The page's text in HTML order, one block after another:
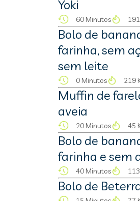
Yoki
60 Minutos
Bolo de
farinha, sem
sem leite
0 Minutos 219
Muffin de
aveia
20 Minutos 45
Bolo de
farinha e sem
40 Minutos
Bolo de